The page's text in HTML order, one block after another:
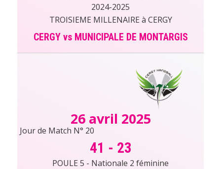
2024-2025
TROISIEME MILLENAIRE à CERGY
CERGY vs MUNICIPALE DE MONTARGIS
26 avril 2025
Jour de Match N° 20
41 - 23
POULE 5 - Nationale 2 féminine